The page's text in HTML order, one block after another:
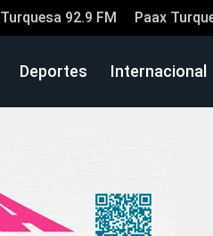
Turquesa 92.9 FM Paax
Deportes Internacional